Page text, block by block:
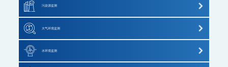
WWMS-900-污染源水质在线监测系统
MODEL 9810-化学需氧量（CODcr）水质在线自动监测仪
MODEL 9820-氨氮水质在线自动监测仪
MODEL 9840-总磷水质在线自动监测仪
MODEL 9850-总氮水质在线自动监测仪
MODEL 2000-pH-水质在线自动监测仪
污染源监测
垃圾焚烧监测系统
大气环境监测
大气标准站
水环境监测